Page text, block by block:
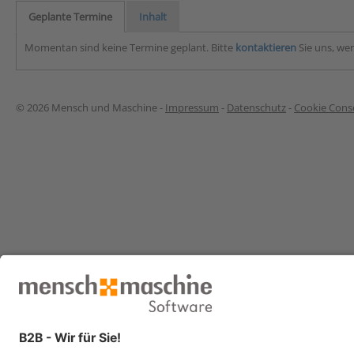
Geplante Termine Inhalt
Momentan sind keine Termine geplant. Bitte kontaktieren Sie uns,
© 2026 Mensch und Maschine - Impressum - Datenschutz- Cookie